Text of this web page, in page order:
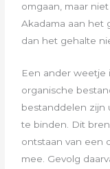
omgaan, maar
Akadama aan het
dan het gehalte
Een ander weetje
organische
bestanddelen zijn
te binden. Dit
ontstaan van een
mee. Gevolg